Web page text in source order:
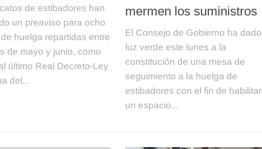
de estibadores han
un preaviso para ocho
huelga repartidas entre
de mayo y junio, como
último Real Decreto-Ley
del...
mermen los suministros
El Consejo de Gobierno ha dado
luz verde este lunes a la
constitución de una mesa de
seguimiento a la huelga de
estibadores con el fin de habilitar
un espacio...